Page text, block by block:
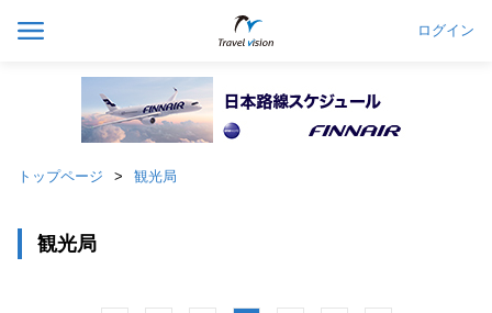
ログイン
トップページ 観光局
観光局